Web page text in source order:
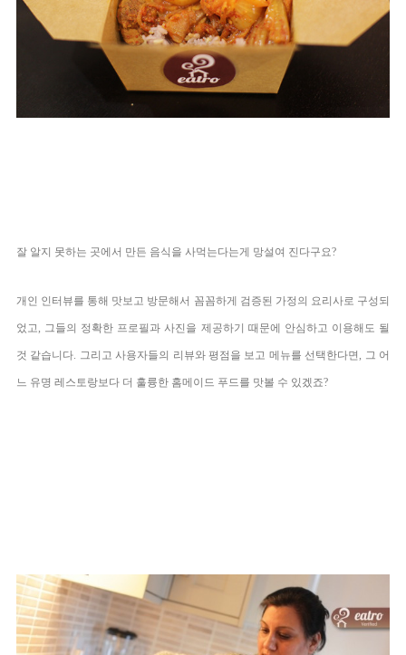
잘 알지 못하는 곳에서 만든 음식을 사먹는다는게 망설여 진 다구요?
개인 인터뷰를 통해 맛보고 방문해서 꼼꼼하게 검증된 가정의 요리사로 구성되
었고, 그들의 정확한 프로필과 사진을 제공하기 때문에 안심하고 이용해도 될
것 같습니다. 그리고 사용자들의 리뷰와 평점을 보고 메뉴를 선택한다면, 그 어
느 유명 레스토랑보다 더 훌륭한 홈메이드 푸드를 맛볼 수 있겠죠?